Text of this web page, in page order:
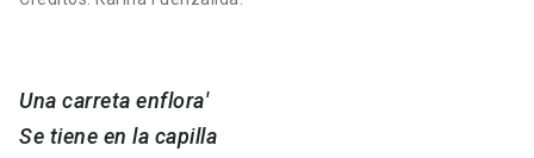
Una carreta enflora'
Se tiene en la capilla